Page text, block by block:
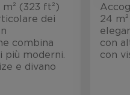
(323 ft²)
dei
combina
moderni.
e divano
24
con
con